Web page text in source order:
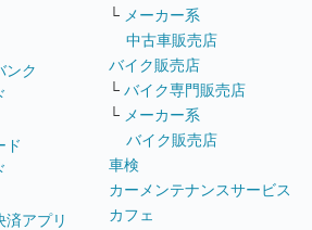
ンク
ド
済アプリ
└ メーカー系
中古車販売店
バイク販売店
└ バイク専門販売店
└ メーカー系
バイク販売店
車検
カーメンテナンスサービス
カフェ